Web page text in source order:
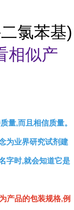
氯苯基)
相似产
量,而且相信质量。
为业界研究试剂建
字时,就会知道它是
产品的包装规格,例